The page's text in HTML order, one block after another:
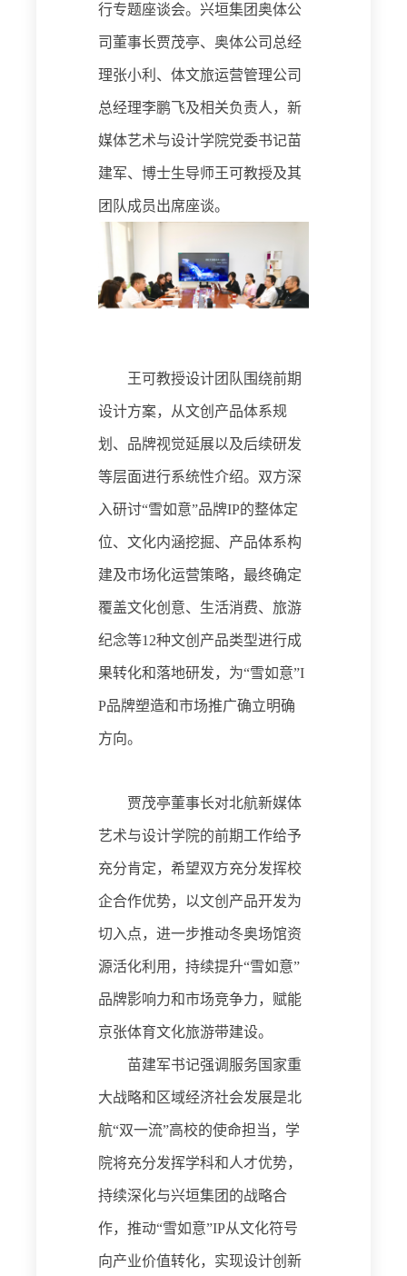
行专题座谈会。兴垣集团奥体公
司董事长贾茂亭、 奥体公司总经
理张小利、体文旅运营管理公司
总经理李鹏飞及相关负责人 ，新
媒体艺术与设计学院党委书记苗
建军、博士生导师王可教授及其
团队成员出席座谈。
王可教授设计团队围绕前期
设计方案， 从文创产品体系规
划、品牌视觉延展以及后续研发
等层面进行系统性介绍。 双方深
入研讨“雪如意”品牌IP的整体定
位、文化内涵挖掘、产品体系构
建及市场化运营策略，最终确定
覆盖文化创意、生活消费、旅游
纪念等12种文创产品类型进行成
果转化和落地研发， 为“雪如意”I
P品牌塑造和市场推广确立明确
方向。
贾茂亭董事长对北航新媒体
艺术与设计学院的前期工作给予
充分肯定，希望双方充分发挥校
企合作优势，以文创产品开发为
切入点，进一步推动冬奥场馆资
源活化利用，持续提升“雪如意”
品牌影响力和市场竞争力，赋能
京张体育文化旅游带建设。
苗建军书记强调 服务国家重
大战略和区域经济社会发展是北
航“双一流”高校的使命担当 ， 学
院将充分发挥学科和人才优势，
持续深化与兴垣集团的战略合
作，推动“雪如意”IP从文化符号
向产业价值转化，实现设计创新